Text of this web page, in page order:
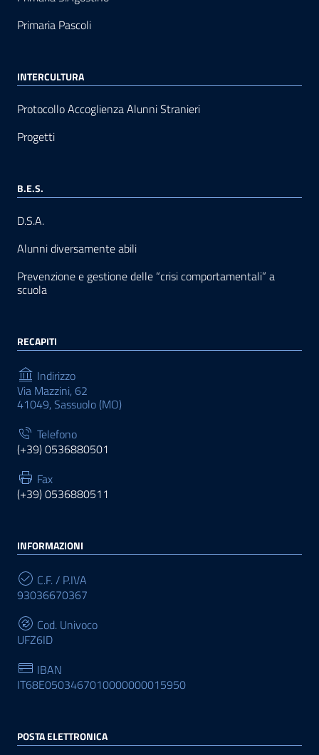
Primaria Pascoli
INTERCULTURA
Protocollo Accoglienza Alunni Stranieri
Progetti
B.E.S.
D.S.A.
Alunni diversamente abili
Prevenzione e gestione delle “crisi comportamentali” a
scuola
RECAPITI
Indirizzo
Via Mazzini, 62
41049, Sassuolo (MO)
Telefono
(+39) 0536880501
Fax
(+39) 0536880511
INFORMAZIONI
C.F. / P.IVA
93036670367
Cod. Univoco
UFZ6ID
IBAN
IT68E0503467010000000015950
POSTA ELETTRONICA